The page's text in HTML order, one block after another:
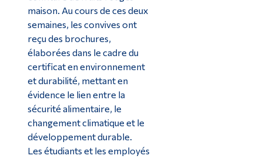
maison. Au cours de ces deux
semaines, les convives ont
reçu des brochures,
élaborées dans le cadre du
certificat en environnement
et durabilité, mettant en
évidence le lien entre la
sécurité alimentaire, le
changement climatique et le
développement durable.
Les étudiants et les employés